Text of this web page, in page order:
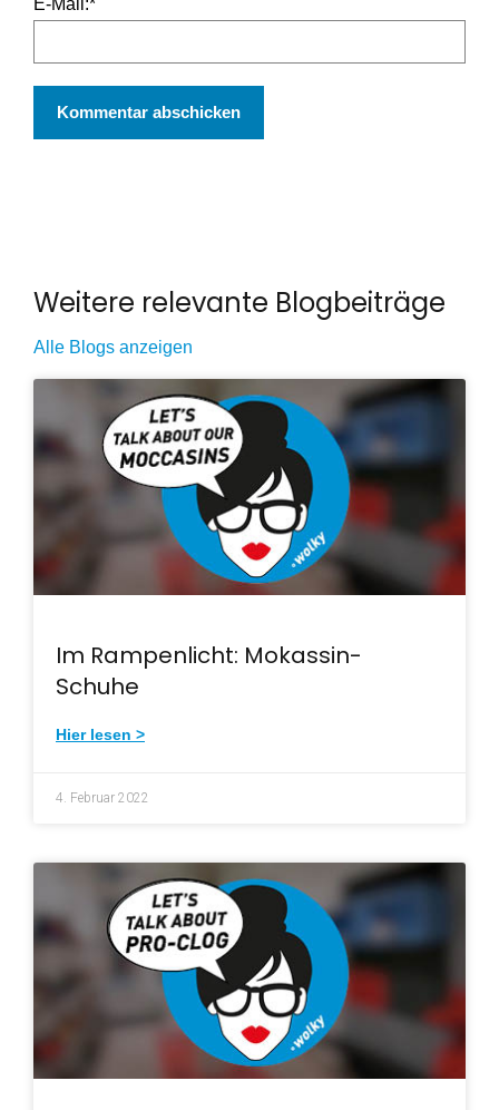
E-Mail:*
Weitere relevante Blogbeiträge
Alle Blogs anzeigen
Im Rampenlicht: Mokassin-
Schuhe
Hier lesen >
4. Februar 2022